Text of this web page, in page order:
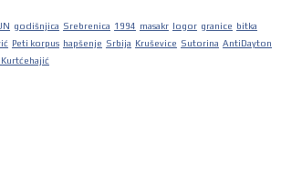
godišnjica Srebrenica 1994 masakr logor granice bitka
Peti korpus hapšenje Srbija Kruševice Sutorina AntiDayton
Kurtćehajić